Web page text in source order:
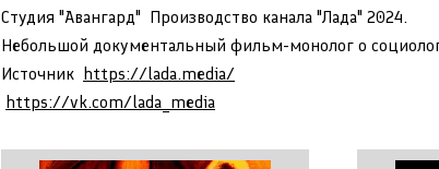
Студия "Авангард" Производство канала "Лада" 2024.
Небольшой документальный фильм-монолог о
Источник https://lada.media/
https://vk.com/lada_media